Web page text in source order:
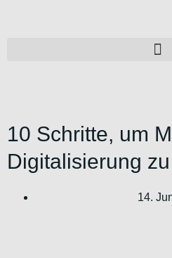
10 Schritte, um
Digitalisierung
14.